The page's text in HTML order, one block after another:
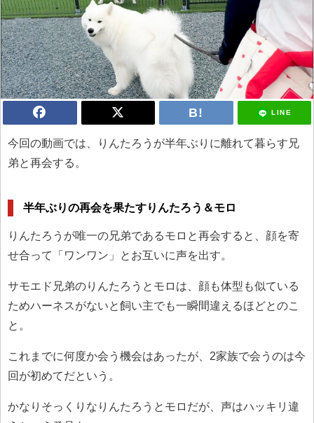
LINE
今回の動画では、りんたろうが半年ぶりに離れて暮らす兄
弟と再会する。
半年ぶりの再会を果たすりんたろう＆モロ
りんたろうが唯一の兄弟であるモロと再会すると、顔を寄
せ合って「ワンワン」とお互いに声を出す。
サモエド兄弟のりんたろうとモロは、顔も体型も似ている
ためハーネスがないと飼い主でも一瞬間違えるほどとのこ
と。
これまでに何度か会う機会はあったが、2家族で会うのは今
回が初めてだという。
かなりそっくりなりんたろうとモロだが、声はハッキリ違